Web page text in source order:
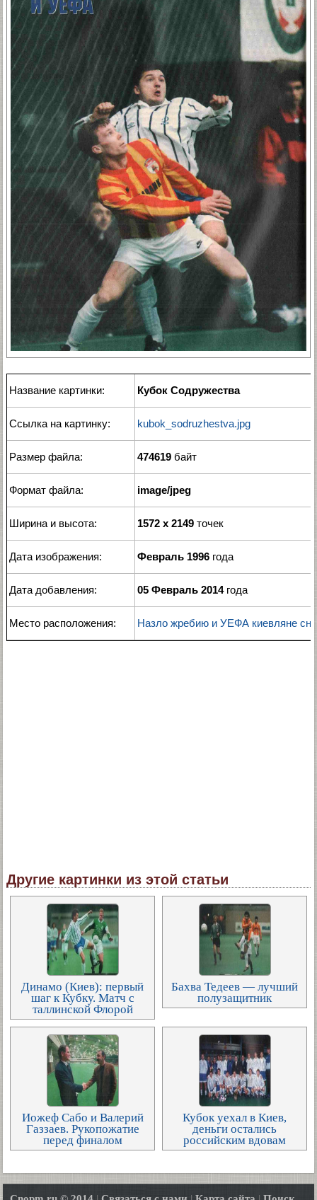
Название картинки: Кубок Содружества
Ссылка на картинку: kubok_sodruzhestva.jpg
Размер файла: 474619 байт
Формат файла: image/jpeg
Ширина и высота: 1572 x 2149 точек
Дата изображения: Февраль 1996 года
Дата добавления: 05 Февраль 2014года
Место расположения: Назло жребию и УЕФА киевляне
Другие картинки из этой статьи
Динамо (Киев): первый
шаг к Кубку. Матч с
таллинской Флорой
Бахва Тедеев — лучший
полузащитник
Иожеф Сабо и Валерий
Газзаев. Рукопожатие
перед финалом
Кубок уехал в Киев,
деньги остались
российским вдовам